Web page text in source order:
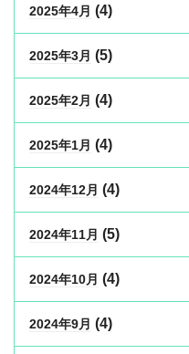
2025年4月 (4)
2025年3月 (5)
2025年2月 (4)
2025年1月 (4)
2024年12月 (4)
2024年11月 (5)
2024年10月 (4)
2024年9月 (4)